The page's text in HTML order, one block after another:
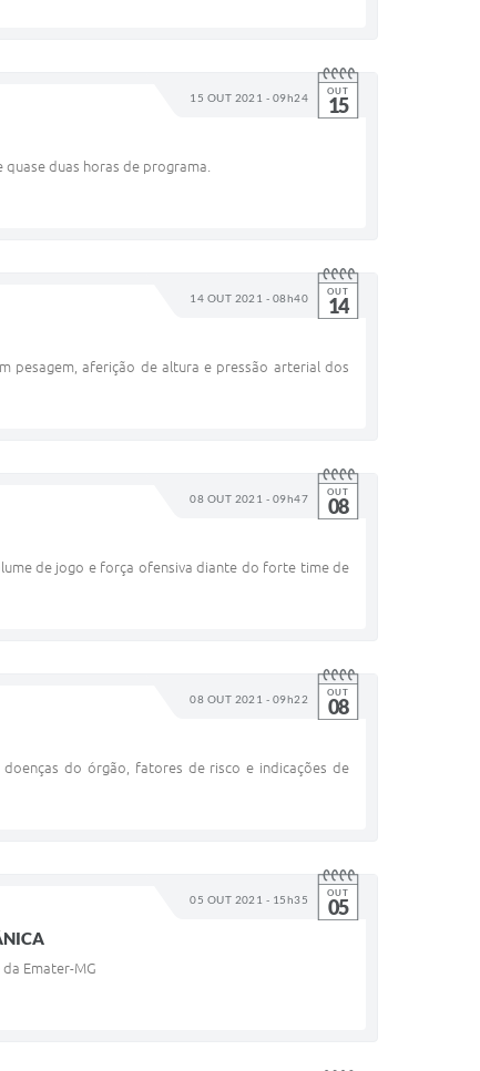
15 OUT 2021 - 09h24 OUT
15
duas horas de programa.
14 OUT 2021 - 08h40 OUT
14
pesagem, aferição de altura e pressão arterial dos
08 OUT 2021 - 09h47 OUT
08
de jogo e força ofensiva diante do forte time de
08 OUT 2021 - 09h22 OUT
08
do órgão, fatores de risco e indicações de
05 OUT 2021 - 15h35 OUT
05
Emater-MG